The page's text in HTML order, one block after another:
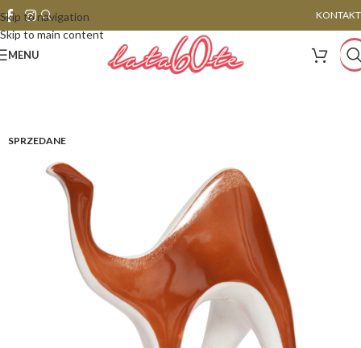
Skip to navigation
Skip to main content
KONTAKT
MENU
SPRZEDANE